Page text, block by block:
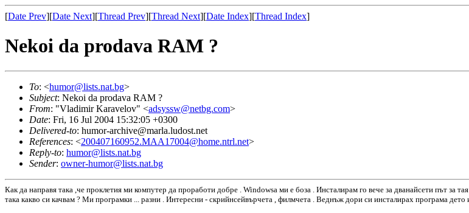
[Date Prev][Date Next][Thread Prev][Thread Next][Date Index][Thread Index]
Nekoi da prodava RAM ?
To: <humor@lists.nat.bg>
Subject: Nekoi da prodava RAM ?
From: "Vladimir Karavelov" <adsyssw@netbg.com>
Date: Fri, 16 Jul 2004 15:32:05 +0300
Delivered-to: humor-archive@marla.ludost.net
References: <200407160952.MAA17004@home.ntrl.net>
Reply-to: humor@lists.nat.bg
Sender: owner-humor@lists.nat.bg
Как да направя така ,че проклетия ми компутер да проработи добре . Windowsa ми е боза . Инсталирам го вече за дванайсети път
така какво си качвам ? Ми програмки ... разни . Интересни - скрийнсейвърчета , филмчета . Веднъж дори си инсталирах програма дето